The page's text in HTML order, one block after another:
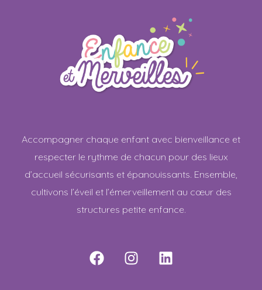
Accompagner chaque enfant avec bienveillance et
respecter le rythme de chacun pour des lieux
d’accueil sécurisants et épanouissants. Ensemble,
cultivons l’éveil et l’émerveillement au cœur des
structures petite enfance.